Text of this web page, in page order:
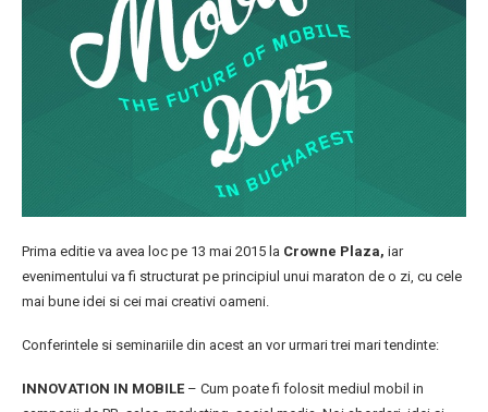
Prima editie va avea loc pe 13 mai 2015 la Crowne Plaza, iar
evenimentului va fi structurat pe principiul unui maraton de o zi, cu cele
mai bune idei si cei mai creativi oameni.
Conferintele si seminariile din acest an vor urmari trei mari tendinte:
INNOVATION IN MOBILE – Cum poate fi folosit mediul mobil in